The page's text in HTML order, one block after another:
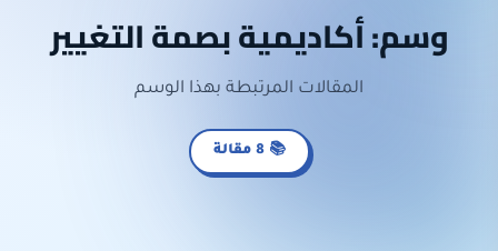
وسم: أكاديمية بصمة التغيير
المقالات المرتبطة بهذا الوسم
📚 8 مقالة